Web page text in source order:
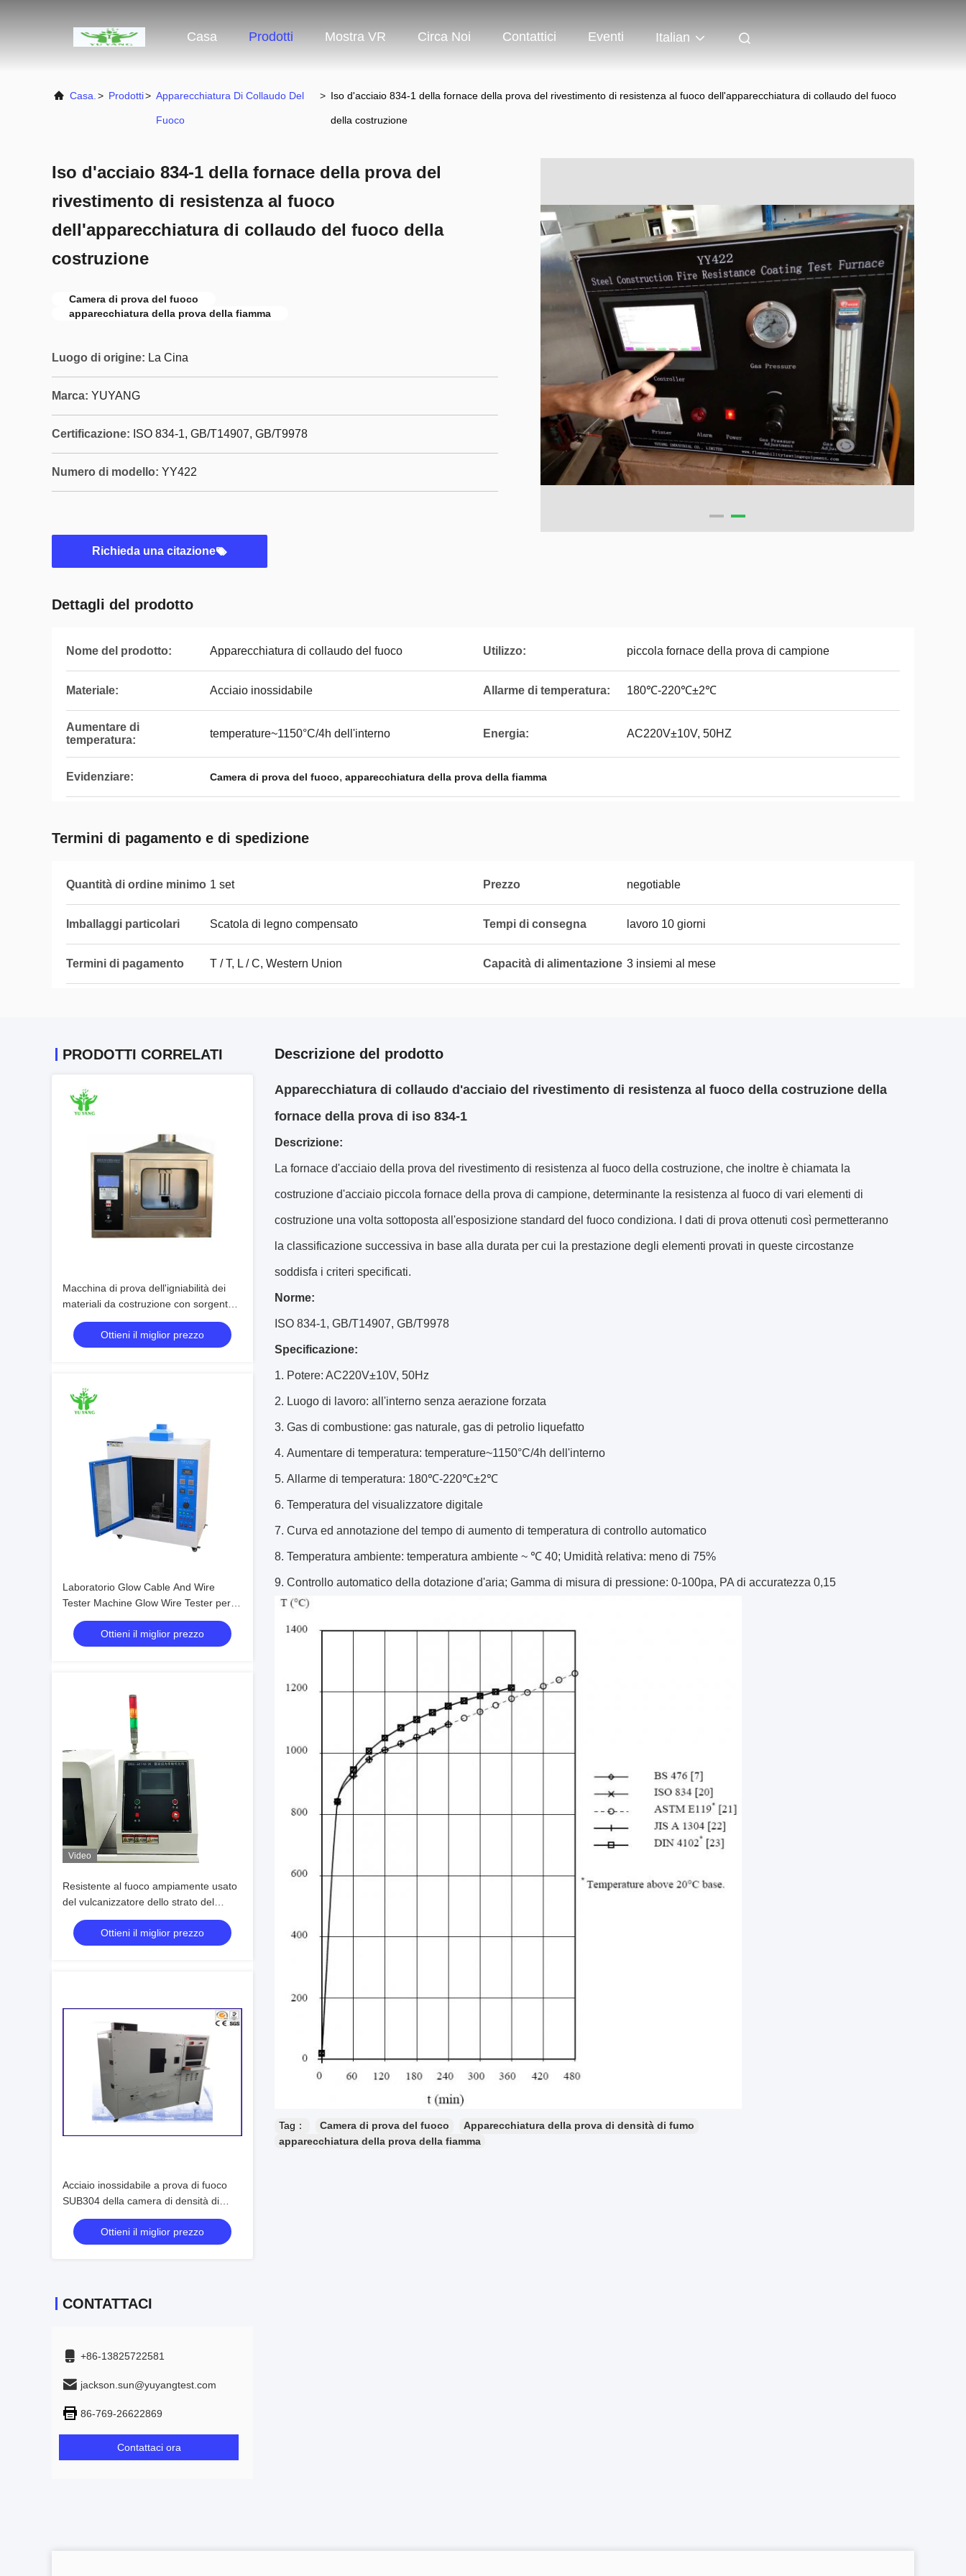
Casa Prodotti Mostra VR Circa Noi Contattici Eventi Italian
Casa. > Prodotti> Apparecchiatura Di Collaudo Del
Fuoco
> Iso d'acciaio 834-1 della fornace della prova del rivestimento di resistenza al fuoco dell'apparecchiatura di collaudo del fuoco
della costruzione
Iso d'acciaio 834-1 della fornace della prova del
rivestimento di resistenza al fuoco
dell'apparecchiatura di collaudo del fuoco della
costruzione
Camera di prova del fuoco
apparecchiatura della prova della fiamma
Luogo di origine: La Cina
Marca: YUYANG
Certificazione: ISO 834-1, GB/T14907, GB/T9978
Numero di modello: YY422
Richieda una citazione
Dettagli del prodotto
Nome del prodotto: Apparecchiatura di collaudo del fuoco Utilizzo: piccola fornace della prova di campione
Materiale: Acciaio inossidabile Allarme di temperatura: 180℃-220℃±2℃
Aumentare di
temperatura:
temperature~1150°C/4h dell'interno Energia: AC220V±10V, 50HZ
Evidenziare: Camera di prova del fuoco, apparecchiatura della prova della fiamma
Termini di pagamento e di spedizione
Quantità di ordine minimo 1 set Prezzo negotiable
Imballaggi particolari Scatola di legno compensato Tempi di consegna lavoro 10 giorni
Termini di pagamento T / T, L / C, Western Union Capacità di alimentazione 3 insiemi al mese
PRODOTTI CORRELATI
Macchina di prova dell'igniabilità dei
materiali da costruzione con sorgente
di fiamma singola ISO 11925-2
Ottieni il miglior prezzo
Laboratorio Glow Cable And Wire
Tester Machine Glow Wire Tester per
garantire la conformità alla sicurezza
dei prodotti elettrici ed elettronici
Ottieni il miglior prezzo
Video
Resistente al fuoco ampiamente usato
del vulcanizzatore dello strato del
neoprene
Ottieni il miglior prezzo
Acciaio inossidabile a prova di fuoco
SUB304 della camera di densità di
fumo di 25KW NBS
Ottieni il miglior prezzo
CONTATTACI
+86-13825722581
jackson.sun@yuyangtest.com
86-769-26622869
Contattaci ora
Descrizione del prodotto
Apparecchiatura di collaudo d'acciaio del rivestimento di resistenza al fuoco della costruzione della
fornace della prova di iso 834-1
Descrizione:
La fornace d'acciaio della prova del rivestimento di resistenza al fuoco della costruzione, che inoltre è chiamata la
costruzione d'acciaio piccola fornace della prova di campione, determinante la resistenza al fuoco di vari elementi di
costruzione una volta sottoposta all'esposizione standard del fuoco condiziona. I dati di prova ottenuti così permetteranno
la classificazione successiva in base alla durata per cui la prestazione degli elementi provati in queste circostanze
soddisfa i criteri specificati.
Norme:
ISO 834-1, GB/T14907, GB/T9978
Specificazione:
1. Potere: AC220V±10V, 50Hz
2. Luogo di lavoro: all'interno senza aerazione forzata
3. Gas di combustione: gas naturale, gas di petrolio liquefatto
4. Aumentare di temperatura: temperature~1150°C/4h dell'interno
5. Allarme di temperatura: 180℃-220℃±2℃
6. Temperatura del visualizzatore digitale
7. Curva ed annotazione del tempo di aumento di temperatura di controllo automatico
8. Temperatura ambiente: temperatura ambiente ~ ℃ 40; Umidità relativa: meno di 75%
9. Controllo automatico della dotazione d'aria; Gamma di misura di pressione: 0-100pa, PA di accuratezza 0,15
Tag： Camera di prova del fuoco
Apparecchiatura della prova di densità di fumo
apparecchiatura della prova della fiamma